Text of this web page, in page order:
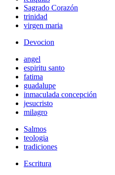
Sagrado Corazón
trinidad
virgen maria
Devocion
angel
espiritu santo
fatima
guadalupe
inmaculada concepción
jesucristo
milagro
Salmos
teologia
tradiciones
Escritura